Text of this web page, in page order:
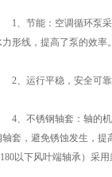
、节能：空调循环泵采
力形线，提高了泵的效率
、运行平稳，安全可靠
、不锈钢轴套：轴的机
轴套，避免锈蚀发生，提
以下风叶端轴承）采